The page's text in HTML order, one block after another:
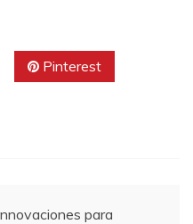
Pinterest
para